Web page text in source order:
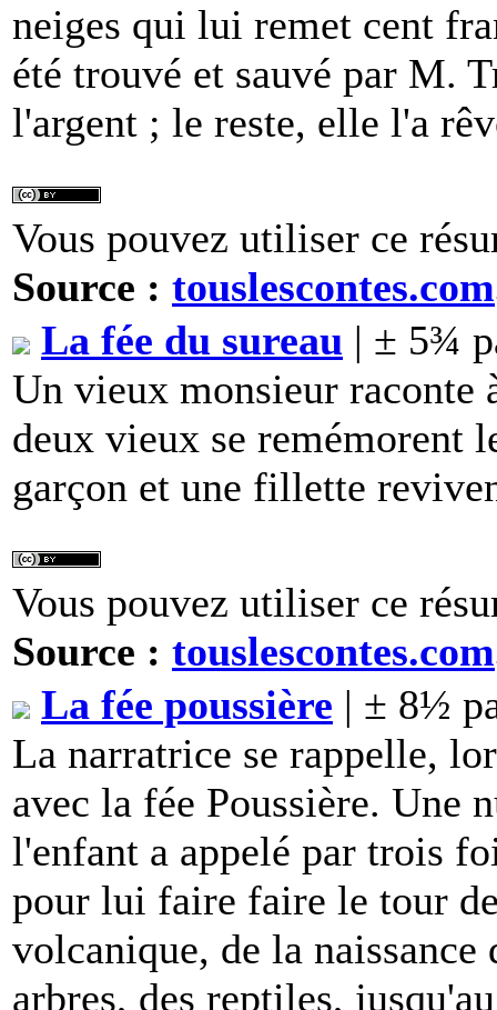
neiges qui lui remet cent
été trouvé et sauvé par M.
l'argent ; le reste, elle l'a
Vous pouvez utiliser ce
Source : touslescontes.com
La fée du sureau | ± 5¾
Un vieux monsieur raconte
deux vieux se remémorent
garçon et une fillette
Vous pouvez utiliser ce
Source : touslescontes.com
La fée poussière | ± 8½
La narratrice se rappelle,
avec la fée Poussière. Une
l'enfant a appelé par trois
pour lui faire faire le tour
volcanique, de la naissance
arbres, des reptiles,